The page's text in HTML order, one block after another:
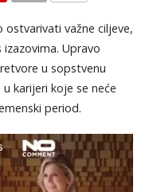
ostvarivati važne ciljeve,
Upravo
u sopstvenu
karijeri koje se neće
period.